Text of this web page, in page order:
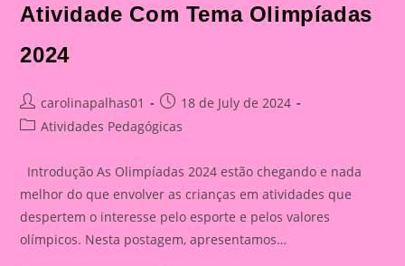
Atividade Com Tema Olimpíadas
2024
Post
author:
carolinapalhas01
Post
published:
18 de July de 2024
PostAtividades Pedagógicas
Introdução As Olimpíadas 2024 estão chegando e nada
melhor do que envolver as crianças em atividades que
despertem o interesse pelo esporte e pelos valores
olímpicos. Nesta postagem, apresentamos…